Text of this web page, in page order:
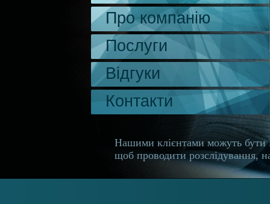
Про компанію
Послуги
Відгуки
Контакти
Нашими клієнтами можуть бути
щоб проводити розслідування,